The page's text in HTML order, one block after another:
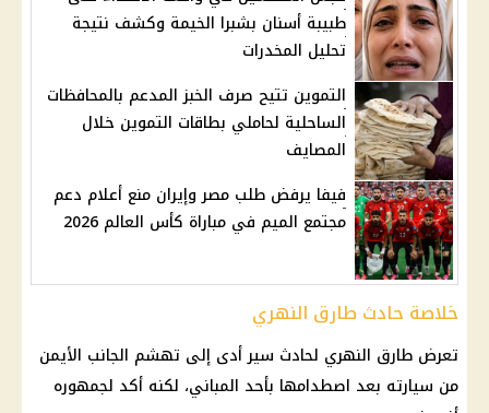
طبيبة أسنان بشبرا الخيمة وكشف نتيجة
تحليل المخدرات
التموين تتيح صرف الخبز المدعم بالمحافظات
الساحلية لحاملي بطاقات التموين خلال
المصايف
فيفا يرفض طلب مصر وإيران منع أعلام دعم
مجتمع الميم في مباراة كأس العالم 2026
خلاصة حادث طارق النهري
تعرض طارق النهري لحادث سير أدى إلى تهشم الجانب الأيمن
من سيارته بعد اصطدامها بأحد المباني، لكنه أكد لجمهوره